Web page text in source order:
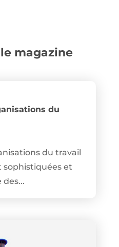
magazine
du
du travail
et